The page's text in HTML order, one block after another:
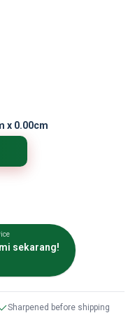
x 0.00cm
sekarang!
Sharpened before shipping